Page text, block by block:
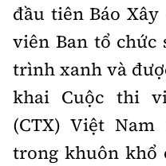
Tổng biên tập:Nguyễn
Nguyễn Đức Thắng, La
Hotline:
0901 514 799
Quảng cáo
0915 057
Email:
đầu tiên Báo
viên Ban tổ chức
trình xanh và
khai Cuộc thi
(CTX) Việt
trong khuôn khổ